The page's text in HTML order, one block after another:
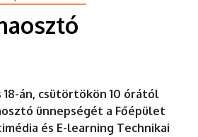
18-án, csütörtökön 10 órától
ünnepségét a Főépület
és E-learning Technikai